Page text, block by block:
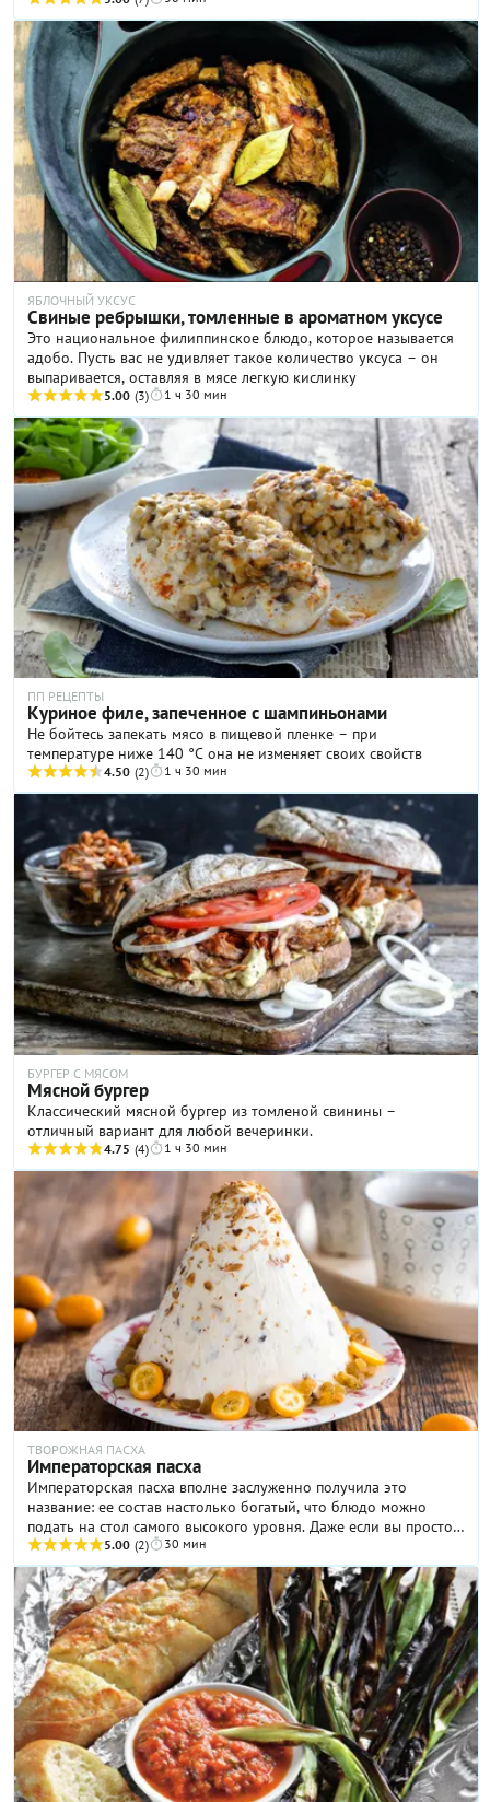
только в скорости приготовления помидоров, но и в их
замечательном вкусе: пикантном, многогранном, весьма
изысканном. Правда, хранится такая закуска не слишком
долго, но, поверьте, вам и не захочется особо выжидать. По
опыту скажем, что малосольные помидоры, приготовленные по
этому рецепту, разлетаются за несколько минут. Попробуйте и
убедитесь сами!
ЯБЛОЧНЫЙ УКСУС
Свиные ребрышки, томленные в ароматном уксусе
Это национальное филиппинское блюдо, которое называется
адобо. Пусть вас не удивляет такое количество уксуса – он
выпаривается, оставляя в мясе легкую кислинку
5.00 (3) 1 ч 30 мин
ПП РЕЦЕПТЫ
Куриное филе, запеченное с шампиньонами
Не бойтесь запекать мясо в пищевой пленке – при
температуре ниже 140 °С она не изменяет своих свойств
4.50 (2) 1 ч 30 мин
БУРГЕР С МЯСОМ
Мясной бургер
Классический мясной бургер из томленой свинины –
отличный вариант для любой вечеринки.
4.75 (4) 1 ч 30 мин
ТВОРОЖНАЯ ПАСХА
Императорская пасха
Императорская пасха вполне заслуженно получила это
название: ее состав настолько богатый, что блюдо можно
подать на стол самого высокого уровня. Даже если вы просто
ознакомитесь со списком ингредиентов рецепта, сразу
поймете, о чем идет речь! Сливочное масло, десять желтков,
кешью, миндаль, цукаты, вяленая груша, изюм… И, конечно же,
натуральный творог превосходного качества, без которого
вкусная пасха просто не получится. Процесс приготовления,
впрочем, не отличается особой сложностью, в чем вы сможете
легко убедиться прямо сейчас.
5.00 (2) 30 мин